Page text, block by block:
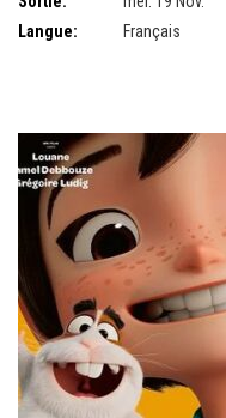
Langue:
Français